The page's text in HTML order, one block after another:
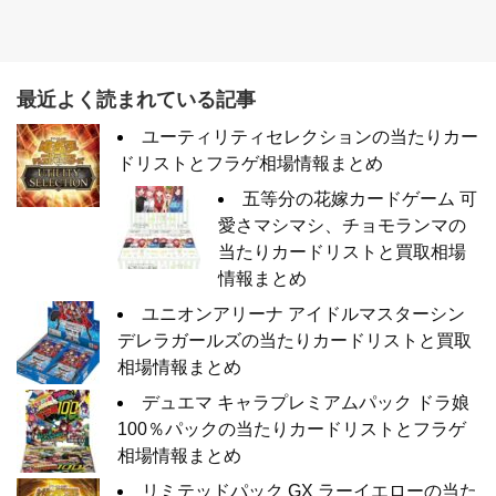
最近よく読まれている記事
ユーティリティセレクションの当たりカー
ドリストとフラゲ相場情報まとめ
五等分の花嫁カードゲーム 可
愛さマシマシ、チョモランマの
当たりカードリストと買取相場
情報まとめ
ユニオンアリーナ アイドルマスターシン
デレラガールズの当たりカードリストと買取
相場情報まとめ
デュエマ キャラプレミアムパック ドラ娘
100％パックの当たりカードリストとフラゲ
相場情報まとめ
リミテッドパック GX ラーイエローの当た